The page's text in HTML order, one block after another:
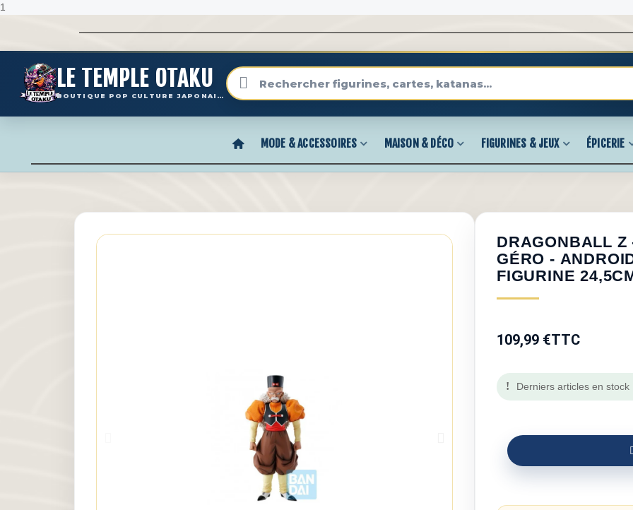
1
LE TEMPLE OTAKU
BOUTIQUE POP CULTURE JAPONAISE
MODE & ACCESSOIRES MAISON & DÉCO FIGURINES & JEUX ÉPICERIE
DRAGONBALL Z
GÉRO -
FIGURINE
109,99 €TTC
Derniers articles en stock